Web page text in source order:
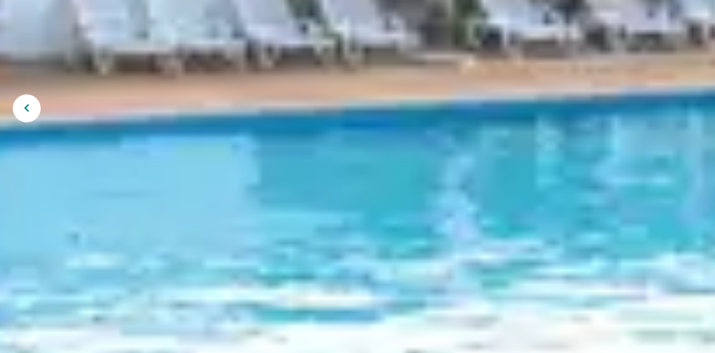
Mais l’espoir demeure : Strasbourg privilégie la préservation plutôt que la démolition. Les
européenne sont intouchables depuis leur classement au patrimoine mondial de l’Unesco en 1988.
Un signe qui laisse présager une prise de conscience pour les amoureux d’architecture et de
Voici quelques régions où
admirer ces maisons
présentent de nombreuses maisons à colombages,
Des villes comme
Rennes etVannes
offrent de charmantes maisons à colombages,
- Picardie
Dans des villes commeAmiensetBeauvais, vous trouverez égalements des maisons à
- Centre-Val de Loire
Certaines villes commeToursetOrléansabritent également des maisons à colombages, bien que
régions précédentes.
Afficher
l'image
précédente